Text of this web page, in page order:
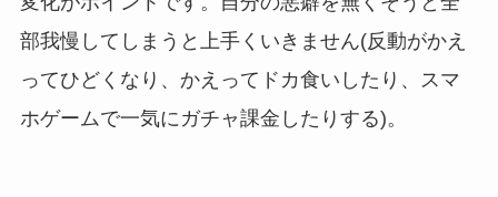
部我慢してしまうと上手くいきません(反動がかえ
ってひどくなり、かえってドカ食いしたり、スマ
ホゲームで一気にガチャ課金したりする)。